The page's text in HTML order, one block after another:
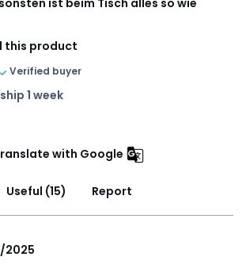
this product
Verified buyer
1 week
with Google
Useful (15) Report
2025